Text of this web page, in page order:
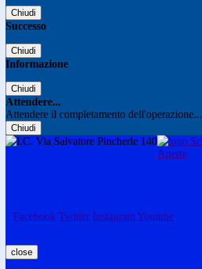
Chiudi
Successo
Chiudi
Informazione
Chiudi
Attendere...
Attendere il completamento dell'operazione...
Chiudi
Facebook Twitter Instagram Youtube
close